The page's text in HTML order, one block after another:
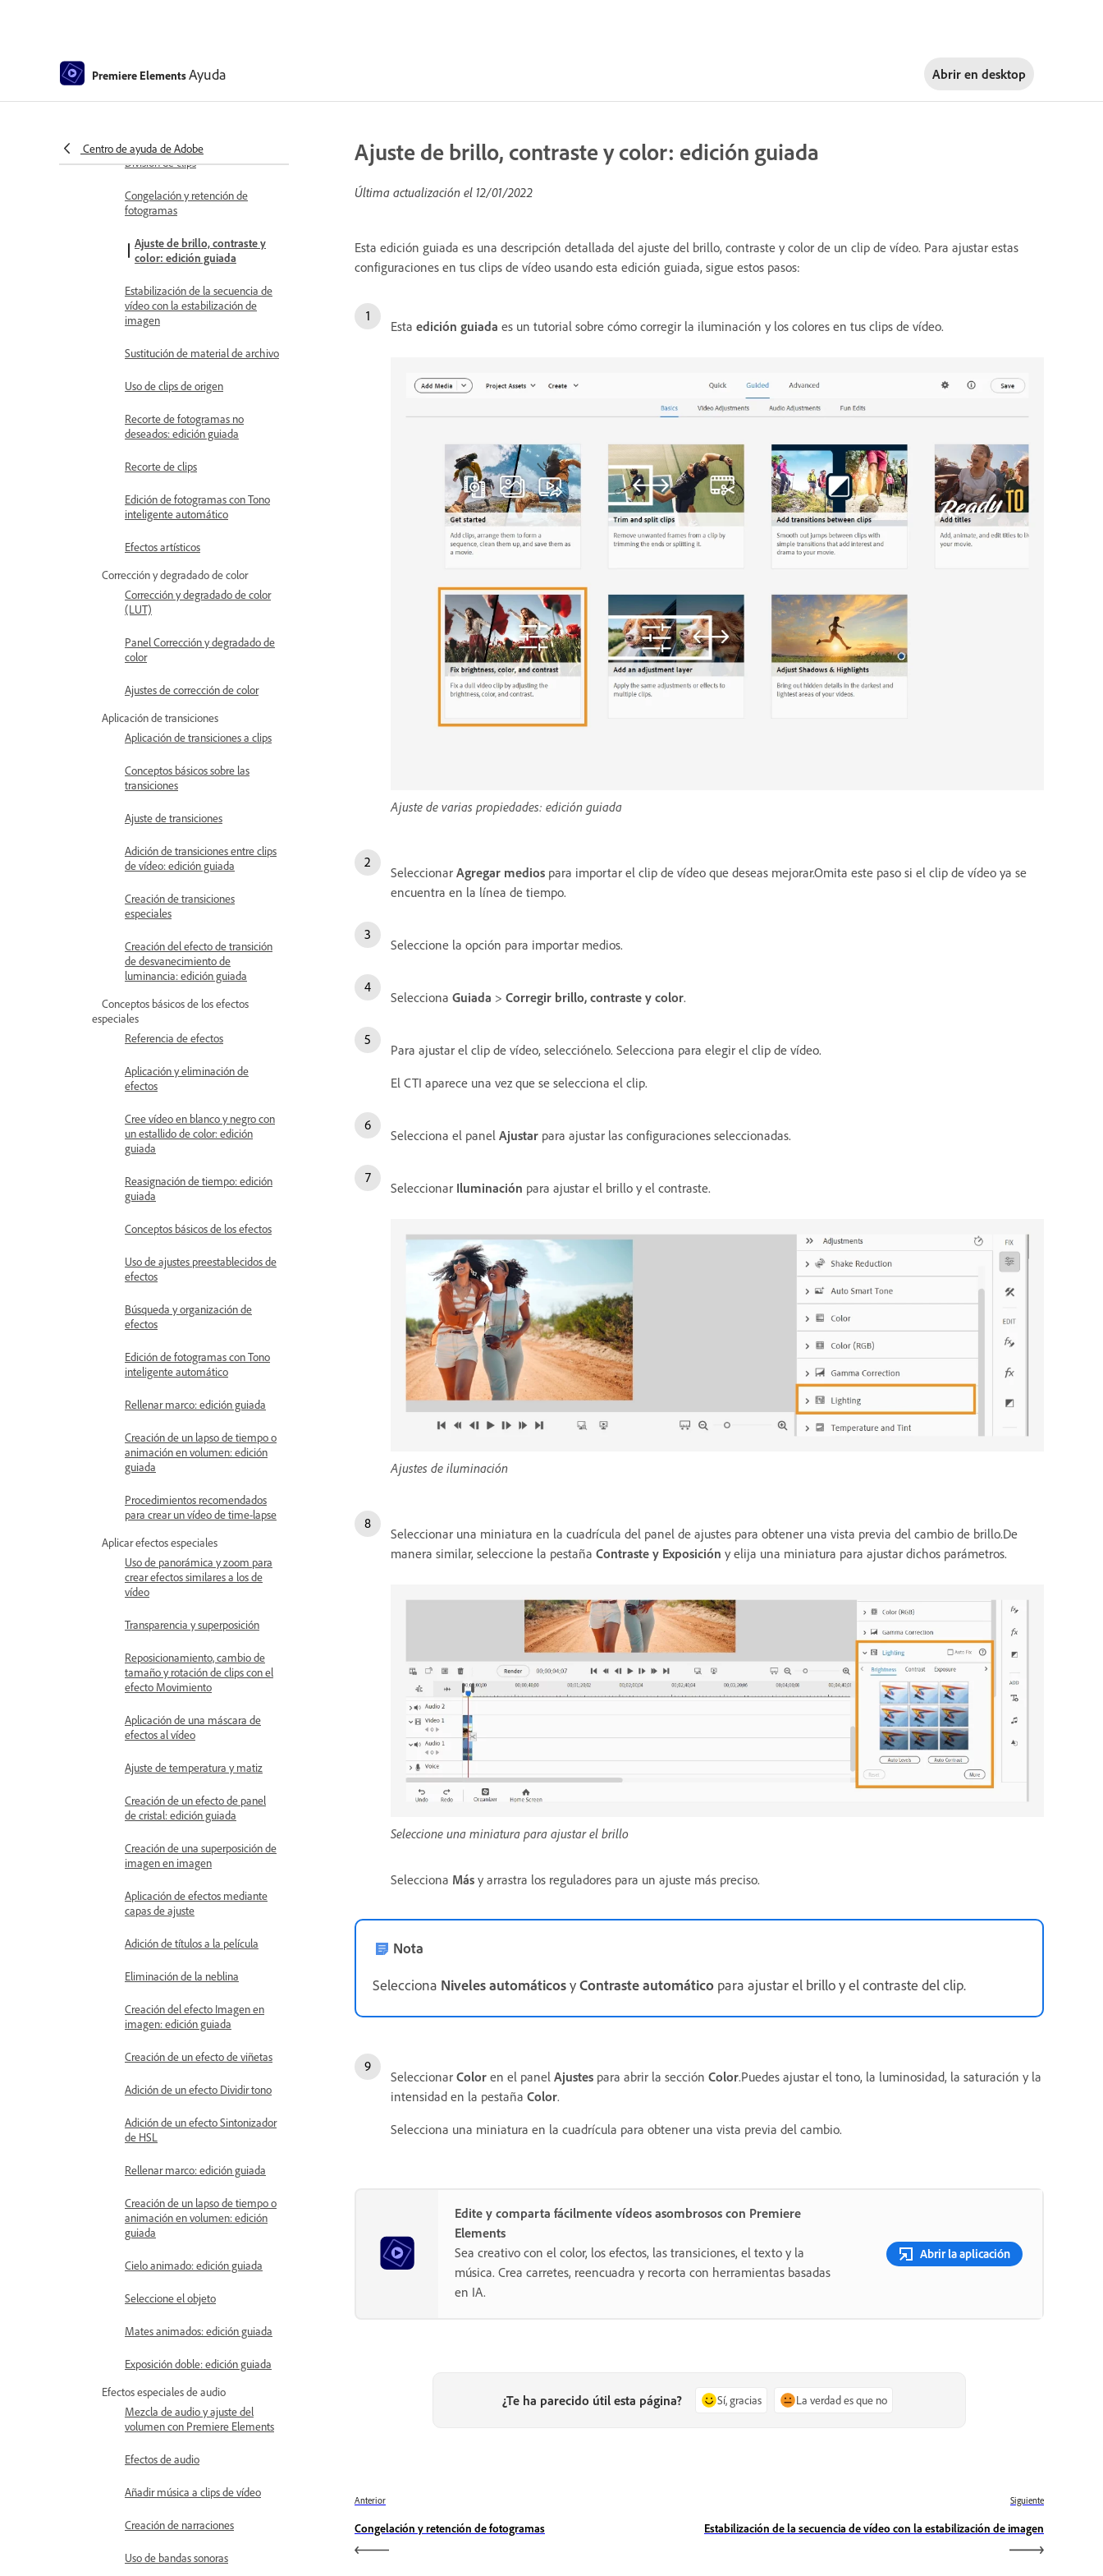
Premiere ElementsAyuda Abrir en desktop
Centro de ayuda de Adobe
Eliminar todos los huecos
División de clips
Congelación y retención de
fotogramas
Ajuste de brillo, contraste y
color: edición guiada
Estabilización de la secuencia de
vídeo con la estabilización de
imagen
Sustitución de material de archivo
Uso de clips de origen
Recorte de fotogramas no
deseados: edición guiada
Recorte de clips
Edición de fotogramas con Tono
inteligente automático
Efectos artísticos
Corrección y degradado de color
Corrección y degradado de color
(LUT)
Panel Corrección y degradado de
color
Ajustes de corrección de color
Aplicación de transiciones
Aplicación de transiciones a clips
Conceptos básicos sobre las
transiciones
Ajuste de transiciones
Adición de transiciones entre clips
de vídeo: edición guiada
Creación de transiciones
especiales
Creación del efecto de transición
de desvanecimiento de
luminancia: edición guiada
Conceptos básicos de los efectos
especiales
Referencia de efectos
Aplicación y eliminación de
efectos
Cree vídeo en blanco y negro con
un estallido de color: edición
guiada
Reasignación de tiempo: edición
guiada
Conceptos básicos de los efectos
Uso de ajustes preestablecidos de
efectos
Búsqueda y organización de
efectos
Edición de fotogramas con Tono
inteligente automático
Rellenar marco: edición guiada
Creación de un lapso de tiempo o
animación en volumen: edición
guiada
Procedimientos recomendados
para crear un vídeo de time-lapse
Aplicar efectos especiales
Uso de panorámica y zoom para
crear efectos similares a los de
vídeo
Transparencia y superposición
Reposicionamiento, cambio de
tamaño y rotación de clips con el
efecto Movimiento
Aplicación de una máscara de
efectos al vídeo
Ajuste de temperatura y matiz
Creación de un efecto de panel
de cristal: edición guiada
Creación de una superposición de
imagen en imagen
Aplicación de efectos mediante
capas de ajuste
Adición de títulos a la película
Eliminación de la neblina
Creación del efecto Imagen en
imagen: edición guiada
Creación de un efecto de viñetas
Adición de un efecto Dividir tono
Adición de un efecto Sintonizador
de HSL
Rellenar marco: edición guiada
Creación de un lapso de tiempo o
animación en volumen: edición
guiada
Cielo animado: edición guiada
Seleccione el objeto
Mates animados: edición guiada
Exposición doble: edición guiada
Efectos especiales de audio
Mezcla de audio y ajuste del
volumen con Premiere Elements
Efectos de audio
Añadir música a clips de vídeo
Creación de narraciones
Uso de bandas sonoras
Ajuste de brillo, contraste y color: edición guiada
Última actualización el 12/01/2022
Esta edición guiada es una descripción detallada del ajuste del brillo, contraste y color de un clip de vídeo. Para ajustar estas
configuraciones en tus clips de vídeo usando esta edición guiada, sigue estos pasos:
Esta edición guiada es un tutorial sobre cómo corregir la iluminación y los colores en tus clips de vídeo.
Ajuste de varias propiedades: edición guiada
Seleccionar Agregar medios para importar el clip de vídeo que deseas mejorar.Omita este paso si el clip de vídeo ya se
encuentra en la línea de tiempo.
Seleccione la opción para importar medios.
Selecciona Guiada > Corregir brillo, contraste y color.
Para ajustar el clip de vídeo, selecciónelo. Selecciona para elegir el clip de vídeo.
El CTI aparece una vez que se selecciona el clip.
Selecciona el panel Ajustar para ajustar las configuraciones seleccionadas.
Seleccionar Iluminación para ajustar el brillo y el contraste.
Ajustes de iluminación
Seleccionar una miniatura en la cuadrícula del panel de ajustes para obtener una vista previa del cambio de brillo.De
manera similar, seleccione la pestaña Contraste y Exposición y elija una miniatura para ajustar dichos parámetros.
Seleccione una miniatura para ajustar el brillo
Selecciona Más y arrastra los reguladores para un ajuste más preciso.
Nota
Selecciona Niveles automáticosyContraste automático para ajustar el brillo y el contraste del clip.
Seleccionar Color en el panel Ajustes para abrir la sección Color.Puedes ajustar el tono, la luminosidad, la saturación y la
intensidad en la pestaña Color.
Selecciona una miniatura en la cuadrícula para obtener una vista previa del cambio.
Edite y comparta fácilmente vídeos asombrosos con Premiere
Elements
Sea creativo con el color, los efectos, las transiciones, el texto y la
música. Crea carretes, reencuadra y recorta con herramientas basadas
en IA.
Abrir la aplicación
¿Te ha parecido útil esta página? Sí, gracias La verdad es que no
Anterior
Congelación y retención de fotogramas
Siguiente
Estabilización de la secuencia de vídeo con la estabilización de imagen